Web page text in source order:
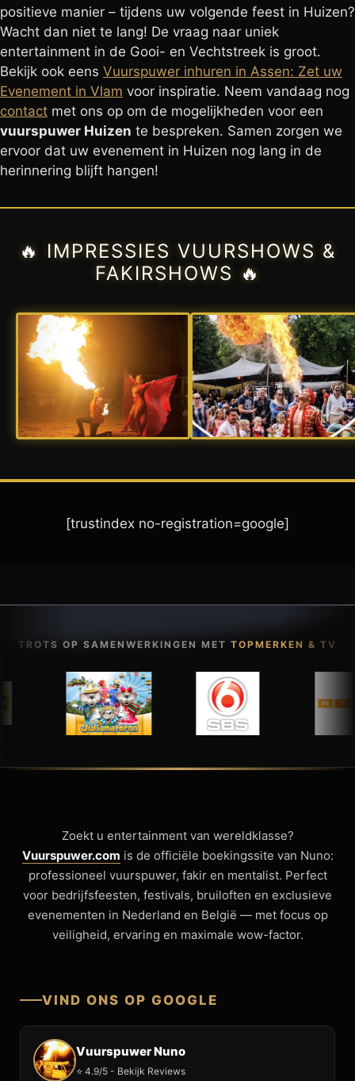
positieve manier – tijdens uw volgende feest in Huizen?
Wacht dan niet te lang! De vraag naar uniek
entertainment in de Gooi- en Vechtstreek is groot.
Bekijk ook eens Vuurspuwer inhuren in Assen: Zet uw
Evenement in Vlam voor inspiratie. Neem vandaag nog
contact met ons op om de mogelijkheden voor een
vuurspuwer Huizen te bespreken. Samen zorgen we
ervoor dat uw evenement in Huizen nog lang in de
herinnering blijft hangen!
🔥 IMPRESSIES VUURSHOWS &
FAKIRSHOWS 🔥
[trustindex no-registration=google]
TROTS OP SAMENWERKINGEN MET TOPMERKEN & TV
Zoekt u entertainment van wereldklasse?
Vuurspuwer.com is de officiële boekingssite van Nuno:
professioneel vuurspuwer, fakir en mentalist. Perfect
voor bedrijfsfeesten, festivals, bruiloften en exclusieve
evenementen in Nederland en België — met focus op
veiligheid, ervaring en maximale wow-factor.
VIND ONS OP GOOGLE
Vuurspuwer Nuno
⭐ 4.9/5 - Bekijk Reviews